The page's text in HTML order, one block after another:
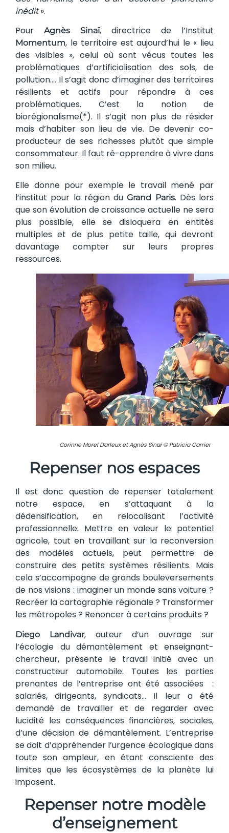
inédit».
Pour
Agnès Sinaï, directrice de l’Institut
Momentum, le territoire est aujourd’hui le « lieu
des visibles », celui où sont vécus toutes les
problématiques d’artificialisation des sols, de
pollution…. Il s’agit donc d’imaginer des territoires
résilients et actifs pour répondre à ces
problématiques. C’est la notion de
biorégionalisme(*). Il s’agit non plus de résider
mais d’habiter son lieu de vie. De devenir co-
producteur de ses richesses plutôt que simple
consommateur. Il faut ré-apprendre à vivre dans
son milieu.
Elle donne pour exemple le travail mené par
l’institut pour la région duGrand Paris. Dès lors
que son évolution de croissance actuelle ne sera
plus possible, elle se disloquera en entités
multiples et de plus petite taille, qui devront
davantage compter sur leurs propres
ressources.
Corinne Morel Darleux et Agnès Sinaï © Patricia Carrier
Repenser nos espaces
Il est donc question de repenser totalement
notre espace, en s’attaquant à la
dédensification, en relocalisant l’activité
professionnelle. Mettre en valeur le potentiel
agricole, tout en travaillant sur la reconversion
des modèles actuels, peut permettre de
construire des petits systèmes résilients. Mais
cela s’accompagne de grands bouleversements
de nos visions : imaginer un monde sans voiture ?
Recréer la cartographie régionale ? Transformer
les métropoles ? Renoncer à certains produits ?
Diego Landivar, auteur d’un ouvrage sur
l’écologie du démantèlement et enseignant-
chercheur, présente le travail initié avec un
constructeur automobile. Toutes les parties
prenantes de l’entreprise ont été associées :
salariés, dirigeants, syndicats… Il leur a été
demandé de travailler et de regarder avec
lucidité les conséquences financières, sociales,
d’une décision de démantèlement. L’entreprise
se doit d’appréhender l’urgence écologique dans
toute son ampleur, en étant consciente des
limites que les écosystèmes de la planète lui
imposent.
Repenser notre modèle
d’enseignement